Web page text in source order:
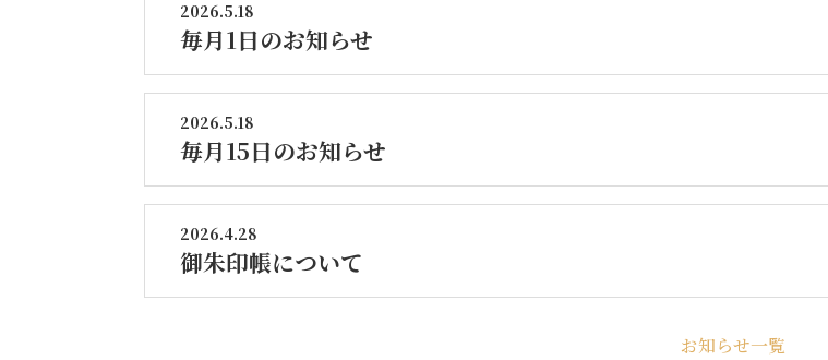
2026.5.18
毎月1日のお知らせ
2026.5.18
毎月15日のお知らせ
2026.4.28
御朱印帳について
お知らせ一覧